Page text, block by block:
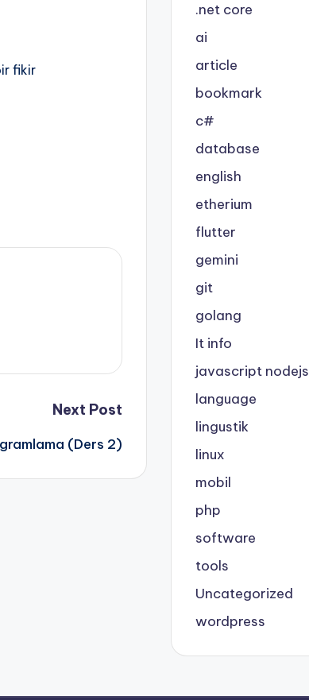
fikir
Next Post
(Ders 2)
.net core
ai
article
bookmark
c#
database
english
etherium
flutter
gemini
git
golang
It info
javascript nodejs
language
lingustik
linux
mobil
php
software
tools
Uncategorized
wordpress